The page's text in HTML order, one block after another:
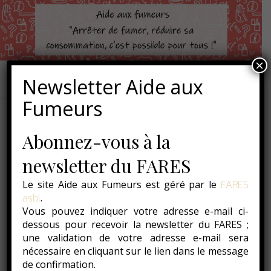
Newsletter Aide aux
Fumeurs
Abonnez-vous à la
newsletter du FARES
Le site Aide aux Fumeurs est géré par le FARES
asbl.
Vous pouvez indiquer votre adresse e-mail ci-
dessous pour recevoir la newsletter du FARES ;
une validation de votre adresse e-mail sera
nécessaire en cliquant sur le lien dans le message
de confirmation.
×